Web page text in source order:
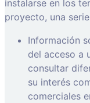
instalarse en los
proyecto, una
Información
del acceso a
consultar
su interés
comerciales